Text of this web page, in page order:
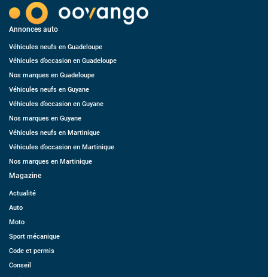
Annonces auto
Véhicules neufs en Guadeloupe
Véhicules d’occasion en Guadeloupe
Nos marques en Guadeloupe
Véhicules neufs en Guyane
Véhicules d’occasion en Guyane
Nos marques en Guyane
Véhicules neufs en Martinique
Véhicules d’occasion en Martinique
Nos marques en Martinique
Magazine
Actualité
Auto
Moto
Sport mécanique
Code et permis
Conseil